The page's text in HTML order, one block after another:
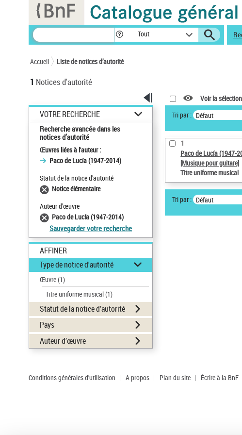
Tout
Accueil Liste de notices d’autorité
1 Notices d'autorité
VOTRE RECHERCHE
Recherche avancée dans les
notices d’autorité
Œuvres liées à l'auteur :
Paco de Lucía (1947-2014)
Statut de la notice d’autorité
Notice élémentaire
Auteur d’œuvre
Paco de Lucía (1947-2014)
Sauvegarder votre recherche
AFFINER
Type de notice d'autorité
Œuvre(1)
Titre uniforme musical(1)
Statut de la notice d’autorité
Pays
Auteur d’œuvre
Voir la
Tri par : Défaut
1
Paco de Lucía (1947-
[Musique pour guitare]
Titre uniforme musical
Tri par : Défaut
Conditions générales d'utilisation | A propos | Plan du site | Écrire à la BnF
Panneau de gestion des cookies